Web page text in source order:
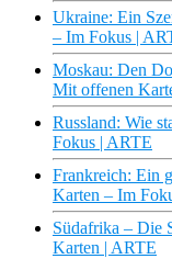
Ukraine: Ein
– Im Fokus |
Moskau: Den
Mit offenen
Russland: Wie
Fokus | ARTE
Frankreich: Ein
Karten – Im
Südafrika – Die
Karten | ARTE